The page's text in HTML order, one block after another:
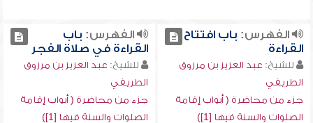
الفهرس: باب افتتاح
القراءة
للشيخ: عبد العزيز بن مرزوق
الطريفي
جزء من محاضرة ( أبواب إقامة
الصلوات والسنة فيها [1])
الفهرس: باب
القراءة في صلاة الفجر
للشيخ: عبد العزيز بن مرزوق
الطريفي
جزء من محاضرة ( أبواب إقامة
الصلوات والسنة فيها [1])